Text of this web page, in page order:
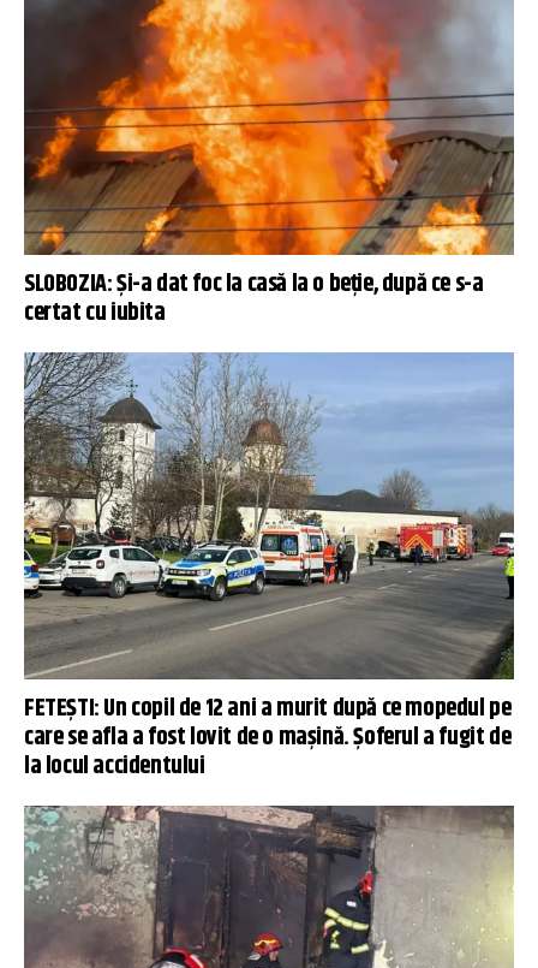
SLOBOZIA: Şi-a dat foc la casă la o beţie, după ce s-a
certat cu iubita
FETEŞTI: Un copil de 12 ani a murit după ce mopedul pe
care se afla a fost lovit de o maşină. Șoferul a fugit de
la locul accidentului